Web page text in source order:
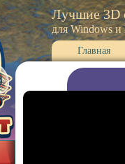
Лучшие 3D
для Windows и
Главная